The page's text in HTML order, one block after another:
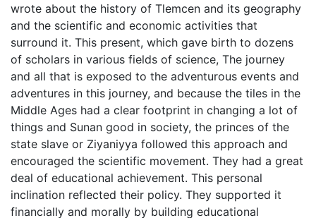
wrote about the history of Tlemcen and its geography
and the scientific and economic activities that
surround it. This present, which gave birth to dozens
of scholars in various fields of science, The journey
and all that is exposed to the adventurous events and
adventures in this journey, and because the tiles in the
Middle Ages had a clear footprint in changing a lot of
things and Sunan good in society, the princes of the
state slave or Ziyaniyya followed this approach and
encouraged the scientific movement. They had a great
deal of educational achievement. This personal
inclination reflected their policy. They supported it
financially and morally by building educational